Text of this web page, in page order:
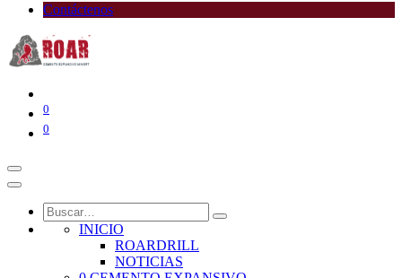
Contáctenos
0
0
INICIO
ROARDRILL
NOTICIAS